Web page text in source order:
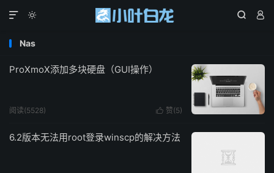
  

Nas
ProXmoX添加多块硬盘（GUI操作）
 赞(5)
阅读(5528)
6.2版本无法用root登录winscp的解决方法